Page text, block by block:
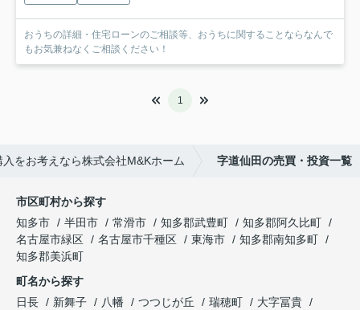
おうちの詳細・住宅ローンのご相談等、おうちに関することならなんで
もお気兼ねなくご相談ください！
1
をお考えなら株式会社M&Kホーム 字道仙田の売買・投資一覧
市区町村から探す
知多市
半田市 常滑市 知多郡武豊町
知多郡阿久比町
名古屋市緑区
名古屋市千種区 東海市
知多郡南知多町
知多郡美浜町
町名から探す
日長
新舞子 八幡 つつじが丘 瑞穂町
大字冨貴